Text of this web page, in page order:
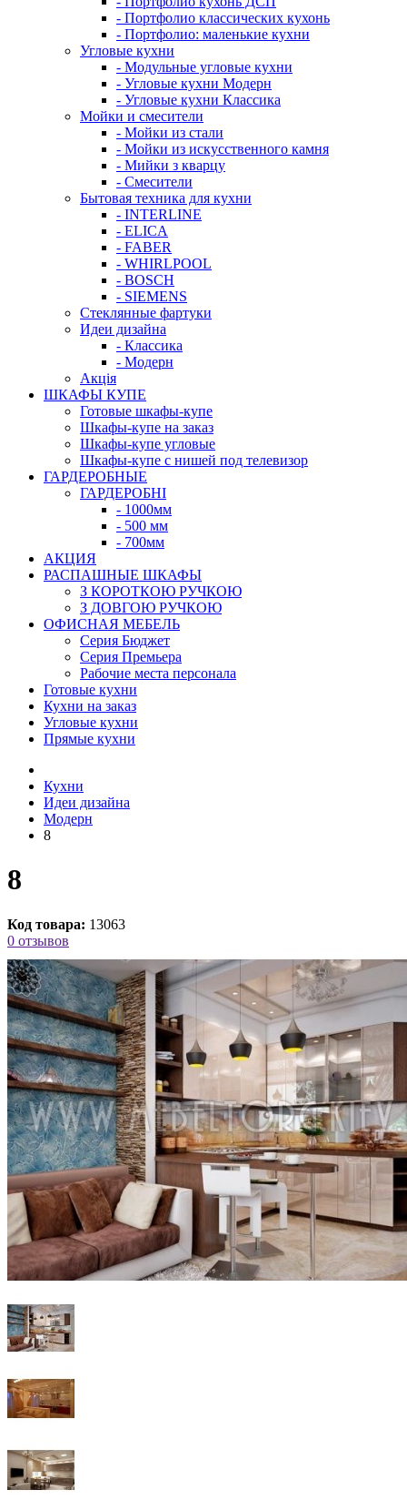
- Портфолио классических кухонь
- Портфолио: маленькие кухни
Угловые кухни
- Модульные угловые кухни
- Угловые кухни Модерн
- Угловые кухни Классика
Мойки и смесители
- Мойки из стали
- Мойки из искусственного камня
- Мийки з кварцу
- Смесители
Бытовая техника для кухни
- INTERLINE
- ELICA
- FABER
- WHIRLPOOL
- BOSCH
- SIEMENS
Стеклянные фартуки
Идеи дизайна
- Класcика
- Модерн
Акція
ШКАФЫ КУПЕ
Готовые шкафы-купе
Шкафы-купе на заказ
Шкафы-купе угловые
Шкафы-купе с нишей под телевизор
ГАРДЕРОБНЫЕ
ГАРДЕРОБНІ
- 1000мм
- 500 мм
- 700мм
АКЦИЯ
РАСПАШНЫЕ ШКАФЫ
З КОРОТКОЮ РУЧКОЮ
З ДОВГОЮ РУЧКОЮ
ОФИСНАЯ МЕБЕЛЬ
Серия Бюджет
Серия Премьера
Рабочие места персонала
Готовые кухни
Кухни на заказ
Угловые кухни
Прямые кухни
Кухни
Идеи дизайна
Модерн
8
8
Код товара: 13063
0 отзывов